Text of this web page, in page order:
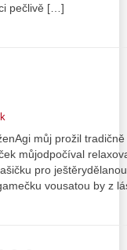
pečlivě […]
můj prožil
můjodpočíval
pro
vousatou by z